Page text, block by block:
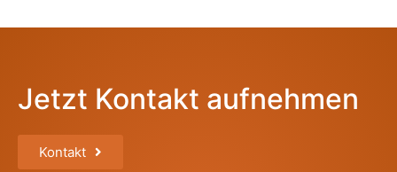
Jetzt Kontakt aufnehmen
Kontakt